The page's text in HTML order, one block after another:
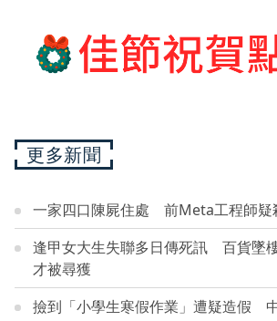
更多新聞
一家四口陳屍住處 前Meta工程師疑
逢甲女大生失聯多日傳死訊 百貨墜
才被尋獲
撿到「小學生寒假作業」遭疑造假